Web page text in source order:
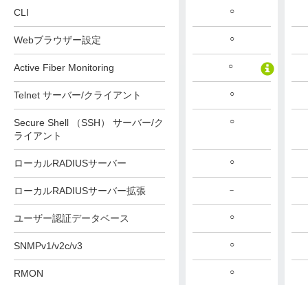
CLI
Webブラウザー設定
Active Fiber Monitoring
Telnet サーバー/クライアント
Secure Shell （SSH） サーバー/ク
ライアント
ローカルRADIUSサーバー
ローカルRADIUSサーバー拡張
ユーザー認証データベース
SNMPv1/v2c/v3
RMON
○
○
○
○
○
－
○
○
○
○
○
－
○
○
○
○
○
○
－
○
○
○